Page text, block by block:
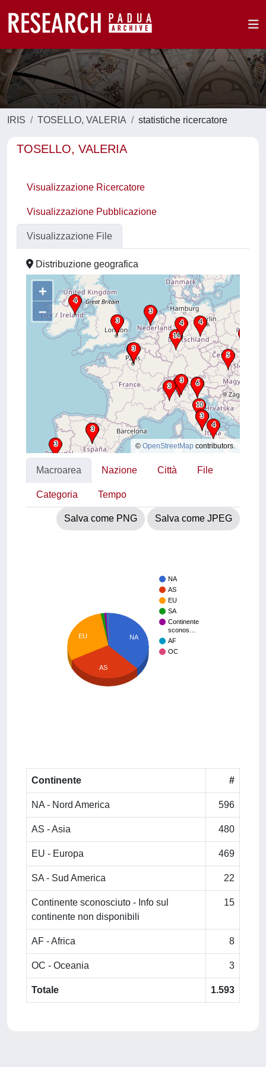
IRIS TOSELLO, VALERIA statistiche ricercatore
TOSELLO, VALERIA
Visualizzazione Ricercatore
Visualizzazione Pubblicazione
Visualizzazione File
Distribuzione geografica
+
–
© OpenStreetMap contributors.
Macroarea Nazione Città File
Categoria Tempo
Salva come PNG Salva come JPEG
NA
AS
EU
SA
Continente
sconos…
AF
OC
NA
EU
AS
Continente #
NA - Nord America 596
AS - Asia 480
EU - Europa 469
SA - Sud America 22
Continente sconosciuto - Info sul
continente non disponibili
15
AF - Africa 8
OC - Oceania 3
Totale 1.593